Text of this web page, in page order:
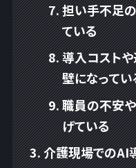
担い手不足
ている
導入コスト
壁になってい
職員の不安
げている
介護現場でのAI